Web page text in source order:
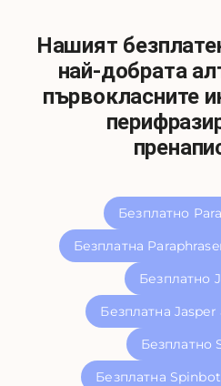
Нашият
най-добрата
първокласните
Безплатно
Безплатна
Безплатно
Безплатна
Безплатно
Безплатна